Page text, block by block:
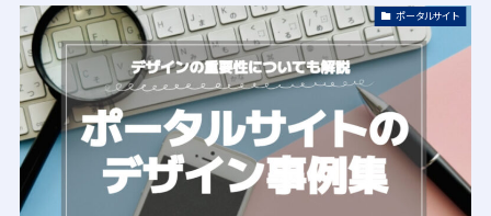
ポータルサイト